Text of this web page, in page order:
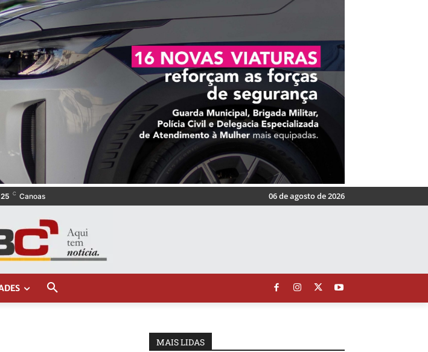
25 C Canoas 06 de agosto de 2026
MAIS LIDAS